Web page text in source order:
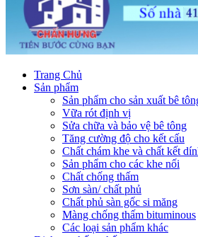
Trang Chủ
Sản phẩm
Sản phẩm cho sản xuất bê
Vữa rót định vị
Sửa chữa và bảo vệ bê tông
Tăng cường độ cho kết cấu
Chất chám khe và chất kết
Sản phẩm cho các khe nối
Chất chống thấm
Sơn sàn/ chất phủ
Chất phủ sàn gốc si măng
Màng chống thấm bituminous
Các loại sản phẩm khác